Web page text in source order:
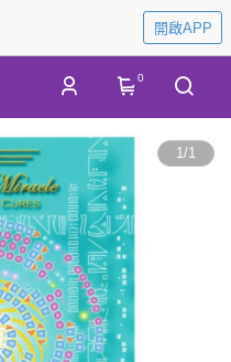
開啟APP
0
1/1